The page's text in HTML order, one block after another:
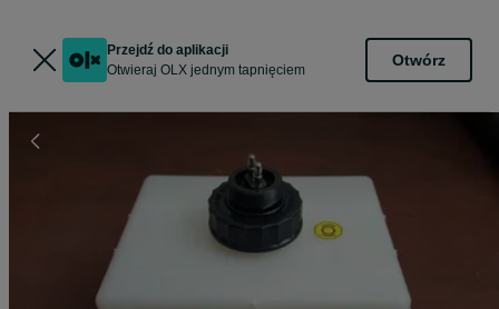
Przejdź do aplikacji
Otwieraj OLX jednym tapnięciem
Otwórz